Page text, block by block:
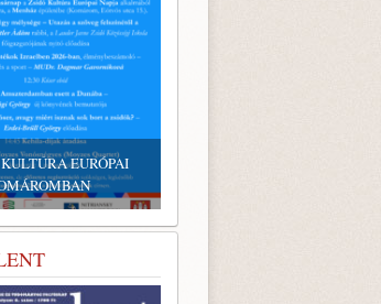
EMLÉKTÁBLÁT ÁLLÍTOTTAK
A KÖRÖSTARCSÁRÓL
ELHURCOLT ZSIDÓSÁG
TISZTELETÉRE